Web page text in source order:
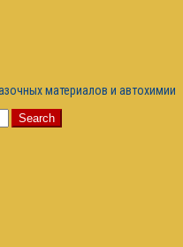
материалов и автохимии
Search